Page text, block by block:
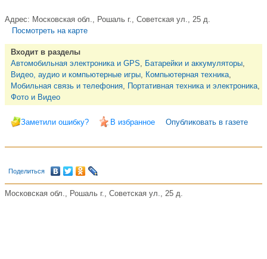
Адрес: Московская обл., Рошаль г., Советская ул., 25 д.
Посмотреть на карте
Входит в разделы
Автомобильная электроника и GPS, Батарейки и аккумуляторы,
Видео, аудио и компьютерные игры, Компьютерная техника,
Мобильная связь и телефония, Портативная техника и электроника,
Фото и Видео
Заметили ошибку? В избранное Опубликовать в газете
Поделиться
Московская обл., Рошаль г., Советская ул., 25 д.